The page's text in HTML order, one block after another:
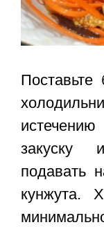
Поставьте
закуску
подавать
кунжута.